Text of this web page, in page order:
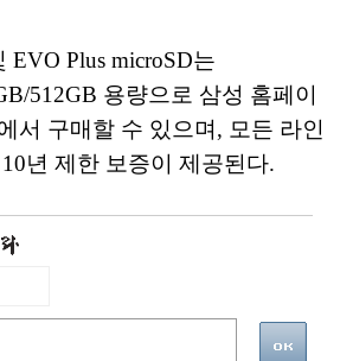
EVO Plus microSD는
512GB 용량으로 삼성 홈페이
서 구매할 수 있으며, 모든 라인
년 제한 보증이 제공된다.